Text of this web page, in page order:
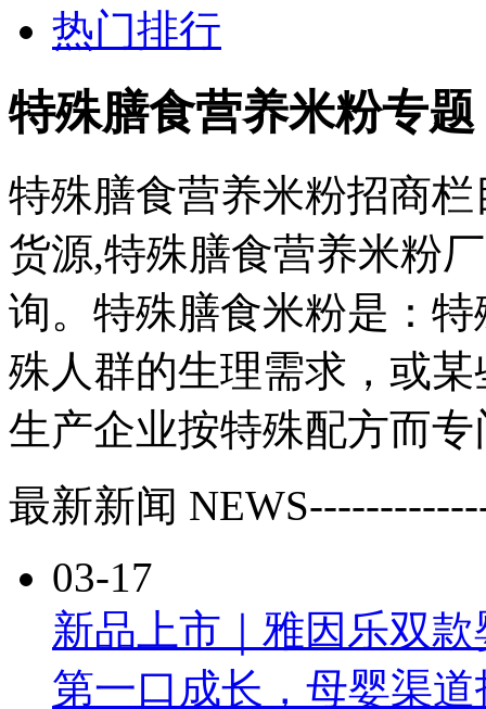
热门排行
特殊膳食营养米粉专题
特殊膳食营养米粉招商
货源,特殊膳食营养米粉
询。特殊膳食米粉是：
殊人群的生理需求，或
生产企业按特殊配方而
最新新闻 NEWS
03-17
新品上市｜雅因乐双
第一口成长，母婴渠